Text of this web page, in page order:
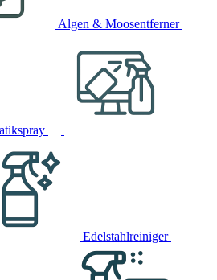
Algen & Moosentferner
Edelstahlreiniger